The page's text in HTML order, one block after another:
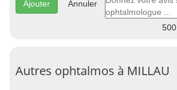
Annuler
500
Autres ophtalmos à MILLAU